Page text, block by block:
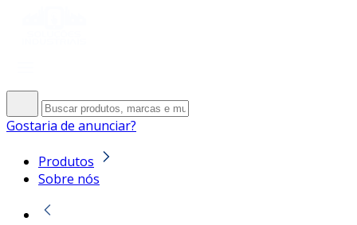
Gostaria de anunciar?
Produtos
Sobre nós